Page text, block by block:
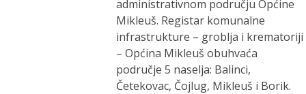
administrativnom području Općine
Mikleuš. Registar komunalne
infrastrukture – groblja i krematoriji
– Općina Mikleuš obuhvaća
područje 5 naselja: Balinci,
Četekovac, Čojlug, Mikleuš i Borik.